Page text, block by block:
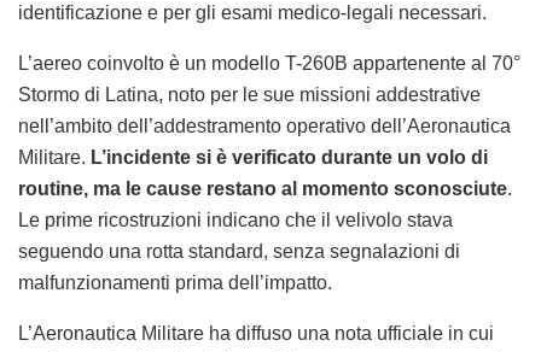
identificazione e per gli esami medico-legali necessari.
L’aereo coinvolto è un modello T-260B appartenente al 70°
Stormo di Latina, noto per le sue missioni addestrative
nell’ambito dell’addestramento operativo dell’Aeronautica
Militare. L’incidente si è verificato durante un volo di
routine, ma le cause restano al momento sconosciute.
Le prime ricostruzioni indicano che il velivolo stava
seguendo una rotta standard, senza segnalazioni di
malfunzionamenti prima dell’impatto.
L’Aeronautica Militare ha diffuso una nota ufficiale in cui